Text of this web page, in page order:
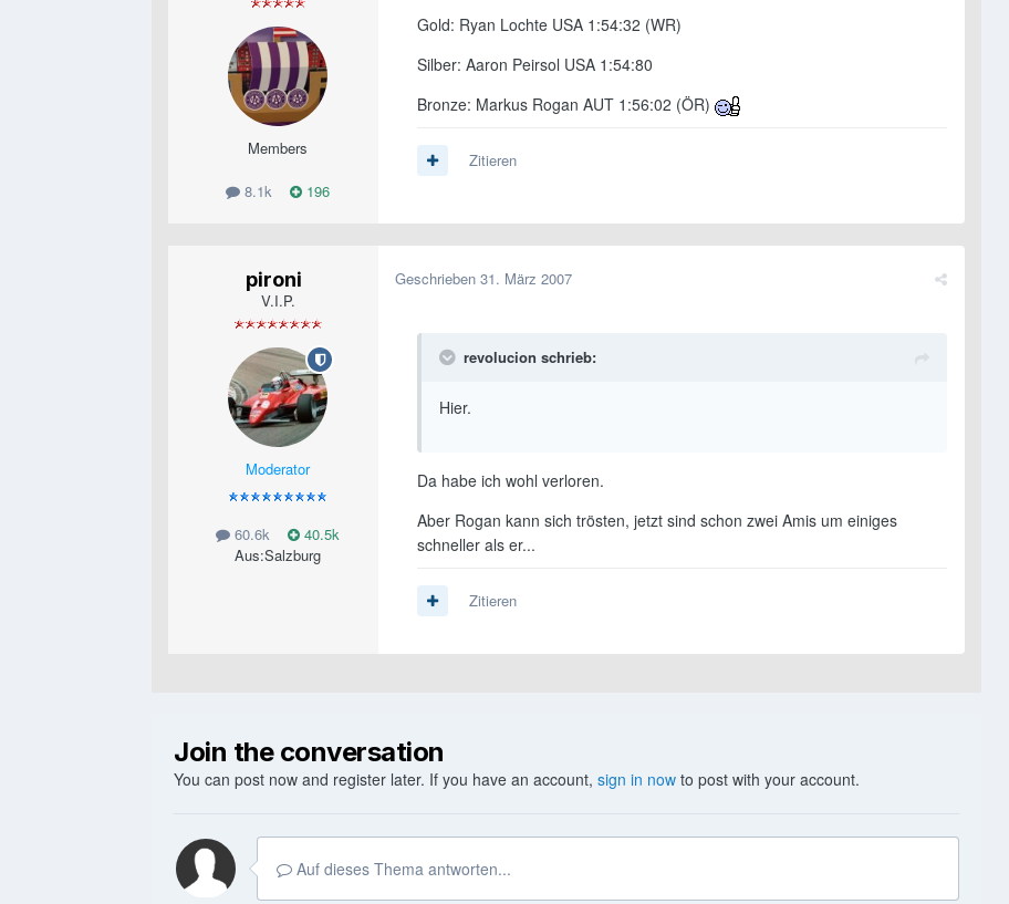
Members
8.1k 196
Gold: Ryan Lochte USA 1:54:32 (WR)
Silber: Aaron Peirsol USA 1:54:80
Bronze: Markus Rogan AUT 1:56:02 (ÖR)
Zitieren
pironi
V.I.P.
Moderator
60.6k
40.5k
Aus:Salzburg
Geschrieben 31. März 2007
revolucion schrieb:
Hier.
Da habe ich wohl verloren.
Aber Rogan kann sich trösten, jetzt sind schon zwei Amis um einiges
schneller als er...
Zitieren
Join the conversation
You can post now and register later. If you have an account, sign in now to post with your account.
Auf dieses Thema antworten...